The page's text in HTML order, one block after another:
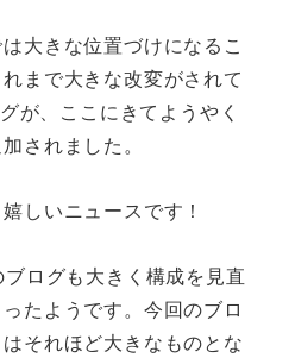
大きな位置づけになるこ
まで大きな改変がされて
が、ここにきてようやく
されました。
しいニュースです！
ログも大きく構成を見直
たようです。今回のブロ
それほど大きなものとな